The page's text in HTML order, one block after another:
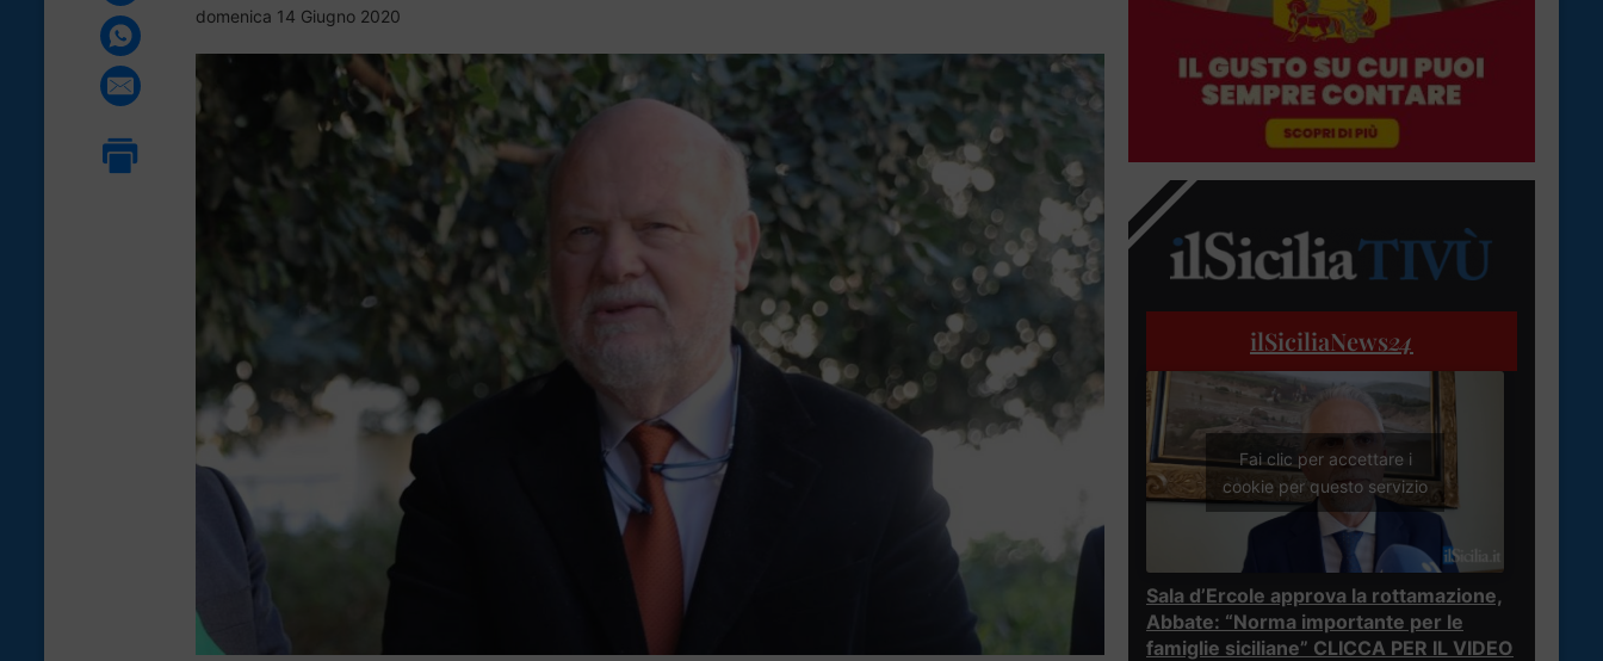
domenica 14 Giugno 2020
ilSiciliaNews24
Fai clic per accettare i
cookie per questo servizio
Sala d’Ercole approva la rottamazione,
Abbate: “Norma importante per le
famiglie siciliane” CLICCA PER IL VIDEO